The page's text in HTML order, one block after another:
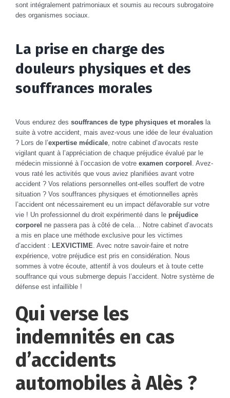
sont intégralement patrimoniaux et soumis au recours subrogatoire
des organismes sociaux.
La prise en charge des
douleurs physiques et des
souffrances morales
Vous endurez des souffrances de type physiques et morales la
suite à votre accident, mais avez-vous une idée de leur évaluation
? Lors de l’expertise médicale, notre cabinet d’avocats reste
vigilant quant à l’appréciation de chaque préjudice évalué par le
médecin missionné à l’occasion de votre examen corporel . Avez-
vous raté les activités que vous aviez planifiées avant votre
accident ? Vos relations personnelles ont-elles souffert de votre
situation ? Vos souffrances physiques et émotionnelles après
l’accident ont nécessairement eu un impact défavorable sur votre
vie ! Un professionnel du droit expérimenté dans le préjudice
corporel ne passera pas à côté de cela… Notre cabinet d’avocats
a mis en place une méthode exclusive pour les victimes
d’accident : LEXVICTIME. Avec notre savoir-faire et notre
expérience, votre préjudice est pris en considération. Nous
sommes à votre écoute, attentif à vos douleurs et à toute cette
souffrance qui vous submerge depuis l’accident. Notre système de
défense est infaillible !
Qui verse les
indemnités en cas
d’accidents
automobiles à Alès ?